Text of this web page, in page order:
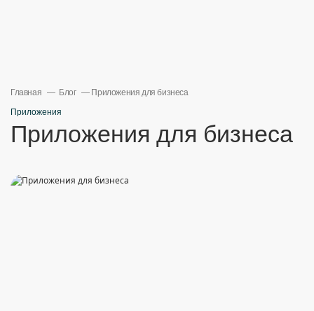
Главная Блог
Приложения для бизнеса
Приложения
Приложения для бизнеса